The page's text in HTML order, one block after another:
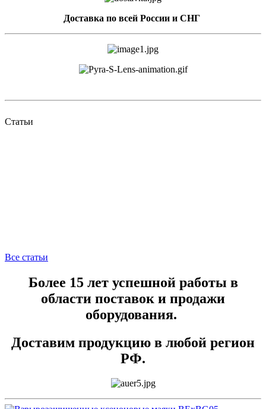
Доставка по всей России и СНГ
Статьи
Все статьи
Более 15 лет успешной работы в
области поставок и продажи
оборудования.
Доставим продукцию в любой регион
РФ.